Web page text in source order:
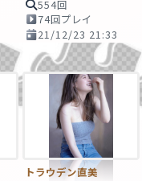
554回
74回プレイ
21/12/23 21:33
トラウデン直美